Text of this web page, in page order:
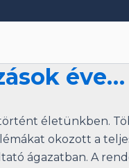
éve…
életünkben.
okozott a
ágazatban. A